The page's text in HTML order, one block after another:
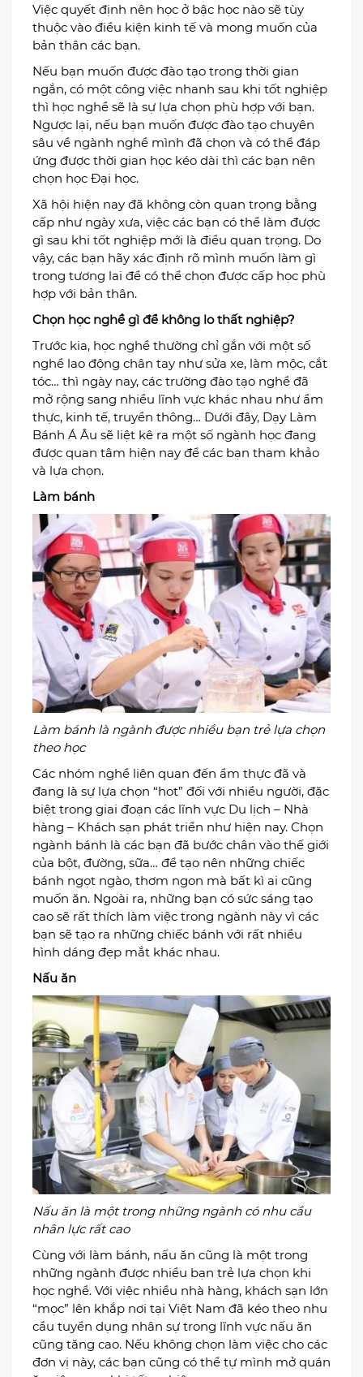
Việc quyết định nên học ở bậc học nào sẽ tùy
thuộc vào điều kiện kinh tế và mong muốn của
bản thân các bạn.
Nếu bạn muốn được đào tạo trong thời gian
ngắn, có một công việc nhanh sau khi tốt nghiệp
thì học nghề sẽ là sự lựa chọn phù hợp với bạn.
Ngược lại, nếu bạn muốn được đào tạo chuyên
sâu về ngành nghề mình đã chọn và có thể đáp
ứng được thời gian học kéo dài thì các bạn nên
chọn học Đại học.
Xã hội hiện nay đã không còn quan trọng bằng
cấp như ngày xưa, việc các bạn có thể làm được
gì sau khi tốt nghiệp mới là điều quan trọng. Do
vậy, các bạn hãy xác định rõ mình muốn làm gì
trong tương lai để có thể chọn được cấp học phù
hợp với bản thân.
Chọn học nghề gì để không lo thất nghiệp?
Trước kia, học nghề thường chỉ gắn với một số
nghề lao động chân tay như sửa xe, làm mộc, cắt
tóc… thì ngày nay, các trường đào tạo nghề đã
mở rộng sang nhiều lĩnh vực khác nhau như ẩm
thực, kinh tế, truyền thông… Dưới đây, Dạy Làm
Bánh Á Âu sẽ liệt kê ra một số ngành học đang
được quan tâm hiện nay để các bạn tham khảo
và lựa chọn.
Làm bánh
Làm bánh là ngành được nhiều bạn trẻ lựa chọn
theo học
Các nhóm nghề liên quan đến ẩm thực đã và
đang là sự lựa chọn “hot” đối với nhiều người, đặc
biệt trong giai đoạn các lĩnh vực Du lịch – Nhà
hàng – Khách sạn phát triển như hiện nay. Chọn
ngành bánh là các bạn đã bước chân vào thế giới
của bột, đường, sữa… để tạo nên những chiếc
bánh ngọt ngào, thơm ngon mà bất kì ai cũng
muốn ăn. Ngoài ra, những bạn có sức sáng tạo
cao sẽ rất thích làm việc trong ngành này vì các
bạn sẽ tạo ra những chiếc bánh với rất nhiều
hình dáng đẹp mắt khác nhau.
Nấu ăn
Nấu ăn là một trong những ngành có nhu cầu
nhân lực rất cao
Cùng với làm bánh, nấu ăn cũng là một trong
những ngành được nhiều bạn trẻ lựa chọn khi
học nghề. Với việc nhiều nhà hàng, khách sạn lớn
“mọc” lên khắp nơi tại Việt Nam đã kéo theo nhu
cầu tuyển dụng nhân sự trong lĩnh vực nấu ăn
cũng tăng cao. Nếu không chọn làm việc cho các
đơn vị này, các bạn cũng có thể tự mình mở quán